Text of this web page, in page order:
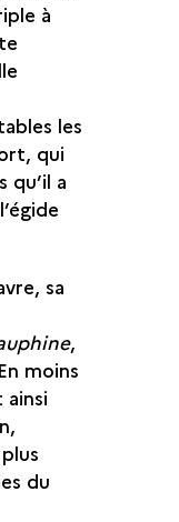
à
les
qui
qu’il a
sa
,
moins
ainsi
du